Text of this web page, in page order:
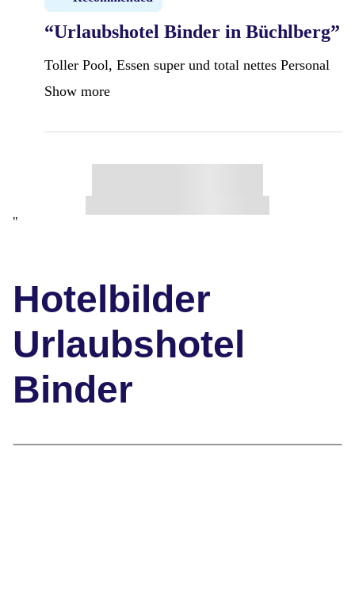
“Urlaubshotel Binder in Büchlberg”
Toller Pool, Essen super und total nettes Personal
Show more
"
Hotelbilder
Urlaubshotel
Binder